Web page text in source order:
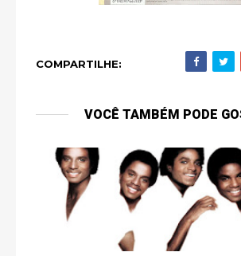
COMPARTILHE:
VOCÊ TAMBÉM PODE